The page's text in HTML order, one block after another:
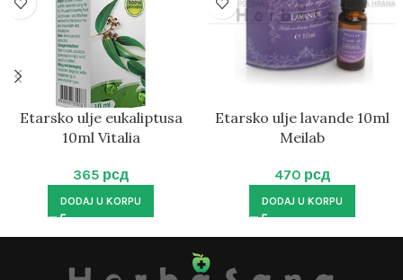
Etarsko ulje eukaliptusa
10ml Vitalia
365 рсд
DODAJ U KORPU
Etarsko ulje lavande 10ml
Meilab
470 рсд
DODAJ U KORPU